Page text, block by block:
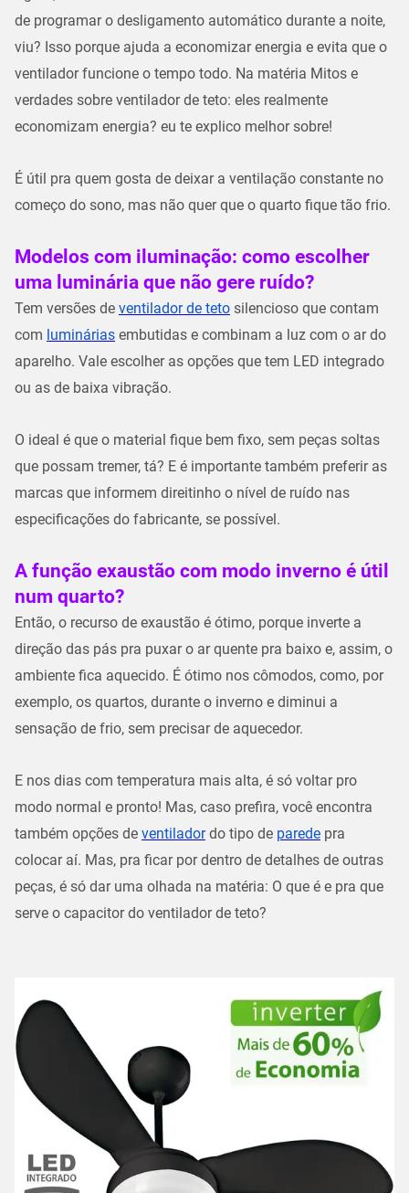
de programar o desligamento automático durante a noite,
viu? Isso porque ajuda a economizar energia e evita que o
ventilador funcione o tempo todo. Na matéria Mitos e
verdades sobre ventilador de teto: eles realmente
economizam energia? eu te explico melhor sobre!
É útil pra quem gosta de deixar a ventilação constante no
começo do sono, mas não quer que o quarto fique tão frio.
Modelos com iluminação: como escolher
uma luminária que não gere ruído?
Tem versões de ventilador de teto silencioso que contam
com luminárias embutidas e combinam a luz com o ar do
aparelho. Vale escolher as opções que tem LED integrado
ou as de baixa vibração.
O ideal é que o material fique bem fixo, sem peças soltas
que possam tremer, tá? E é importante também preferir as
marcas que informem direitinho o nível de ruído nas
especificações do fabricante, se possível.
A função exaustão com modo inverno é útil
num quarto?
Então, o recurso de exaustão é ótimo, porque inverte a
direção das pás pra puxar o ar quente pra baixo e, assim, o
ambiente fica aquecido. É ótimo nos cômodos, como, por
exemplo, os quartos, durante o inverno e diminui a
sensação de frio, sem precisar de aquecedor.
E nos dias com temperatura mais alta, é só voltar pro
modo normal e pronto! Mas, caso prefira, você encontra
também opções de ventiladordo tipo de parede pra
colocar aí. Mas, pra ficar por dentro de detalhes de outras
peças, é só dar uma olhada na matéria: O que é e pra que
serve o capacitor do ventilador de teto?